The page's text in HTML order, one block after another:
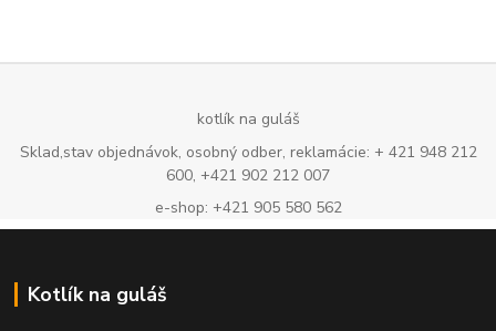
kotlík na guláš
Sklad,stav objednávok, osobný odber, reklamácie: + 421 948 212
600, +421 902 212 007
e-shop: +421 905 580 562
Kotlík na guláš